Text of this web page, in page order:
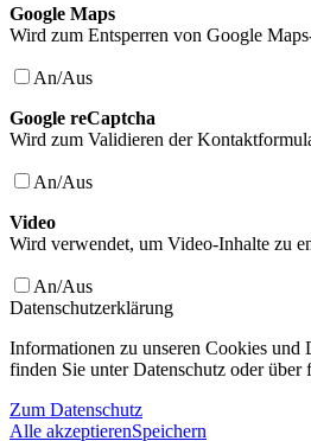
Google Maps
Wird zum Entsperren von Google
An/Aus
Google reCaptcha
Wird zum Validieren der
An/Aus
Video
Wird verwendet, um Video-Inhalte zu
An/Aus
Datenschutzerklärung
Informationen zu unseren Cookies und
finden Sie unter Datenschutz oder über
Zum Datenschutz
Alle akzeptierenSpeichern